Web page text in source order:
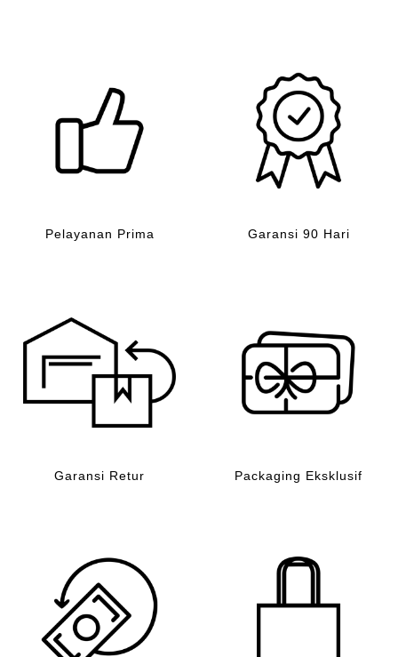
Pelayanan Prima Garansi 90 Hari
Garansi Retur Packaging Eksklusif